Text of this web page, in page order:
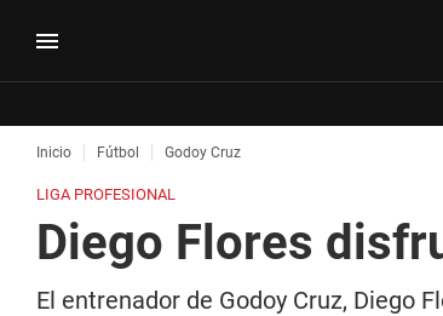
Inicio Fútbol Godoy Cruz
LIGA PROFESIONAL
Diego Flores
El entrenador de Godoy Cruz, Diego